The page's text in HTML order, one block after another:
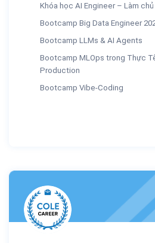
Khóa học AI Engineer – Làm
Bootcamp Big Data Engineer
Bootcamp LLMs & AI Agents
Bootcamp MLOps trong Thực
Production
Bootcamp Vibe-Coding